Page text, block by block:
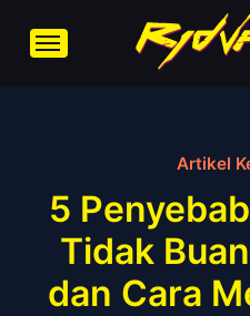
Artikel
5
Tidak
dan Cara